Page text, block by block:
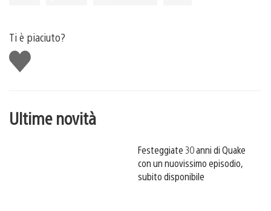
Ti è piaciuto?
Mi
piace
Ultime novità
Festeggiate 30 anni di Quake
con un nuovissimo episodio,
subito disponibile